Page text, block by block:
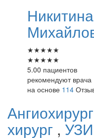
Никитина
★★★★★
★★★★★
5.00 пациентов
рекомендуют врача
на основе 114
Ангиохирург
хирург ,